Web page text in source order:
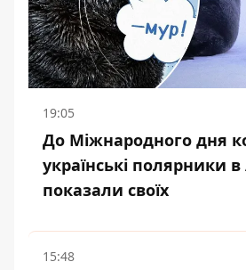
19:05
До Міжнародного дня
українські полярники
показали своїх
15:48